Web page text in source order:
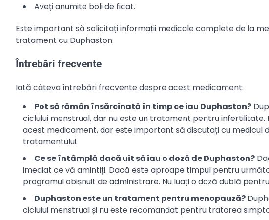
Aveți anumite boli de ficat.
Este important să solicitați informații medicale complete de la
tratament cu Duphaston.
Întrebări frecvente
Iată câteva întrebări frecvente despre acest medicament:
Pot să rămân însărcinată în timp ce iau Duphaston?
ciclului menstrual, dar nu este un tratament pentru
acest medicament, dar este important să discutați cu medicul
tratamentului.
Ce se întâmplă dacă uit să iau o doză de Duphaston?
imediat ce vă amintiți. Dacă este aproape timpul pentru
programul obișnuit de administrare. Nu luați o doză dublă
Duphaston este un tratament pentru menopauză?
ciclului menstrual și nu este recomandat pentru tratarea